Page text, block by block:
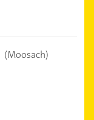
(Moosach)